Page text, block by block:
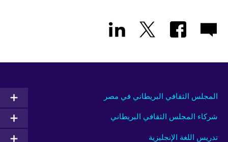
المجلس الثقافي البريطاني في مصر
شركاء المجلس الثقافي البريطاني
تدريس اللغة الإنجليزية